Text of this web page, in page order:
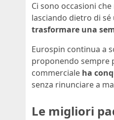
Ci sono occasioni
lasciando dietro di
trasformare una
Eurospin continua a
proponendo sempre
commerciale ha
senza rinunciare a
Le migliori